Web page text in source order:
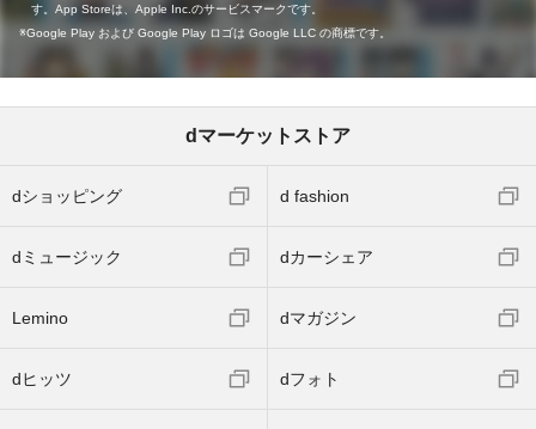
す。App Storeは、Apple Inc.のサービスマークです。
Google Play および Google Play ロゴは Google LLC の商標です。
dマーケットストア
dショッピング d fashion
dミュージック dカーシェア
Lemino dマガジン
dヒッツ dフォト